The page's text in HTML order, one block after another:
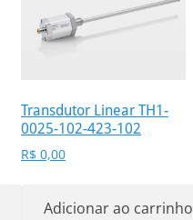
Transdutor Linear TH1-
0025-102-423-102
R$ 0,00
Adicionar ao carrinho